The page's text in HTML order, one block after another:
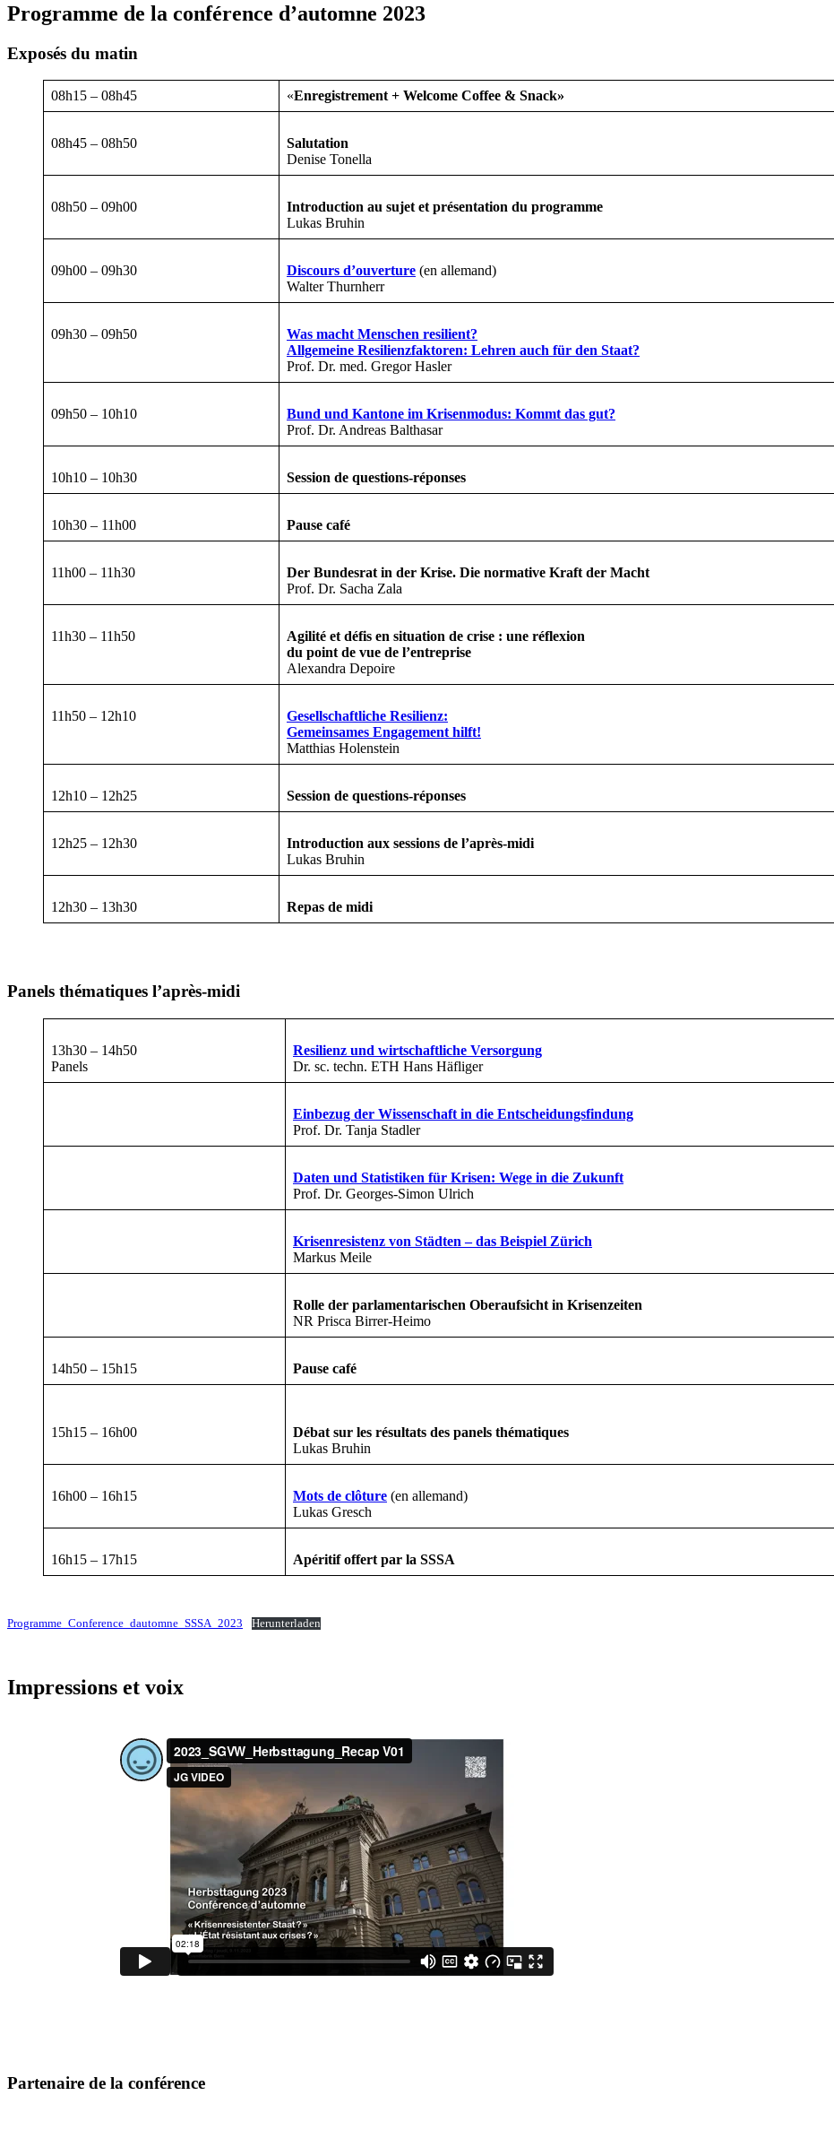
Programme de la conférence d’automne 2023
Exposés du matin
08h15 – 08h45 «Enregistrement + Welcome Coffee & Snack»
08h45 – 08h50
Salutation
Denise Tonella
08h50 – 09h00
Introduction au sujet et présentation du programme
Lukas Bruhin
09h00 – 09h30 Discours d’ouverture (en allemand)
Walter Thurnherr
09h30 – 09h50
Was macht Menschen resilient?
Allgemeine Resilienzfaktoren: Lehren auch für den Staat?
Prof. Dr. med. Gregor Hasler
09h50 – 10h10
Bund und Kantone im Krisenmodus: Kommt das gut?
Prof. Dr. Andreas Balthasar
10h10 – 10h30 Session de questions-réponses
10h30 – 11h00 Pause café
11h00 – 11h30
Der Bundesrat in der Krise. Die normative Kraft der Macht
Prof. Dr. Sacha Zala
11h30 – 11h50
Agilité et défis en situation de crise : une réflexion
du point de vue de l’entreprise
Alexandra Depoire
11h50 – 12h10
Gesellschaftliche Resilienz:
Gemeinsames Engagement hilft!
Matthias Holenstein
12h10 – 12h25 Session de questions-réponses
12h25 – 12h30
Introduction aux sessions de l’après-midi
Lukas Bruhin
12h30 – 13h30 Repas de midi
Panels thématiques l’après-midi
13h30 – 14h50
Panels
Resilienz und wirtschaftliche Versorgung
Dr. sc. techn. ETH Hans Häfliger
Einbezug der Wissenschaft in die Entscheidungsfindung
Prof. Dr. Tanja Stadler
Daten und Statistiken für Krisen: Wege in die Zukunft
Prof. Dr. Georges-Simon Ulrich
Krisenresistenz von Städten – das Beispiel Zürich
Markus Meile
Rolle der parlamentarischen Oberaufsicht in Krisenzeiten
NR Prisca Birrer-Heimo
14h50 – 15h15 Pause café
15h15 – 16h00
Débat sur les résultats des panels thématiques
Lukas Bruhin
16h00 – 16h15 Mots de clôture (en allemand)
Lukas Gresch
16h15 – 17h15 Apéritif offert par la SSSA
Programme_Conference_dautomne_SSSA_2023 Herunterladen
Impressions et voix
Partenaire de la conférence